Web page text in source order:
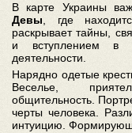
В карте Украины
Девы, где
раскрывает тайны,
и вступлением в
деятельности.
Нарядно одетые
Веселье,
общительность.
черты человека.
интуицию.